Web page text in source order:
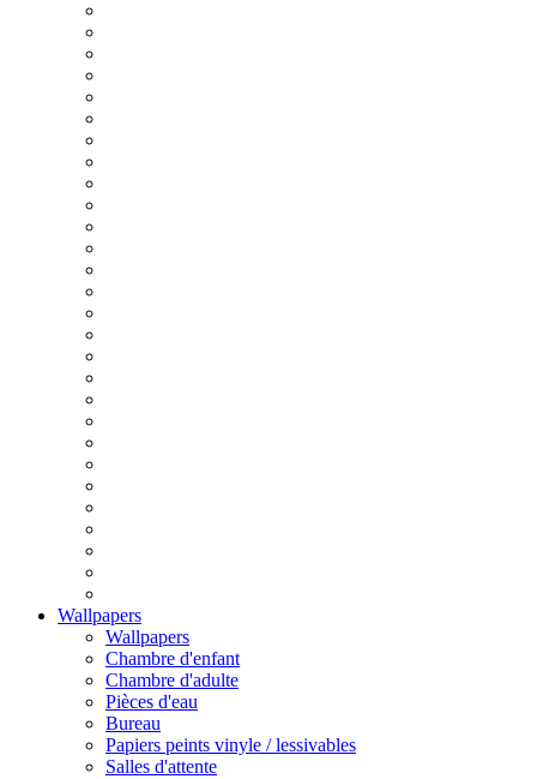
Wallpapers
Wallpapers
Chambre d'enfant
Chambre d'adulte
Pièces d'eau
Bureau
Papiers peints vinyle / lessivables
Salles d'attente